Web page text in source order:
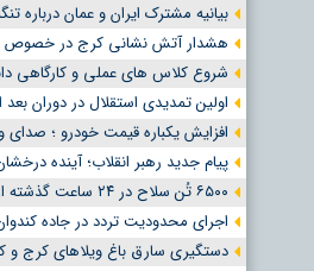
بیانیه مشترک ایران و عمان درباره
هشدار آتش نشانی کرج در خصوص
شروع کلاس های عملی و کارگاهی
اولین تمدیدی استقلال در دوران
افزایش یکباره قیمت خودرو ؛
پیام جدید رهبر انقلاب؛ آینده
۶۵۰۰ تُن سلاح در ۲۴ ساعت گذشته از آمریکا به اسرائیل ارس
اجرای محدودیت تردد در جاده
دستگیری سارق باغ ویلاهای کرج و کشف ۵۶